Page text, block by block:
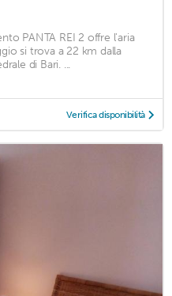
PANTA REI 2 offre l'aria
si trova a 22 km dalla
di Bari. ...
Verifica disponibilità